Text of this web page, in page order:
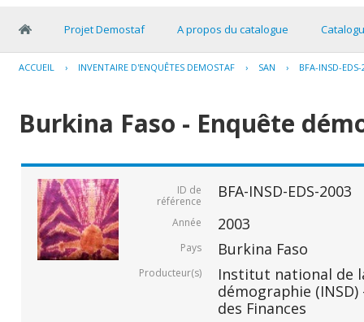
Projet Demostaf A propos du catalogue
ACCUEIL › INVENTAIRE D'ENQUÊTES DEMOSTAF › SAN › BFA-INSD-
Burkina Faso - Enquête
ID de
référence
BFA-INSD-EDS-2003
Année 2003
Pays Burkina Faso
Producteur(s)
Institut national de
démographie
des Finances